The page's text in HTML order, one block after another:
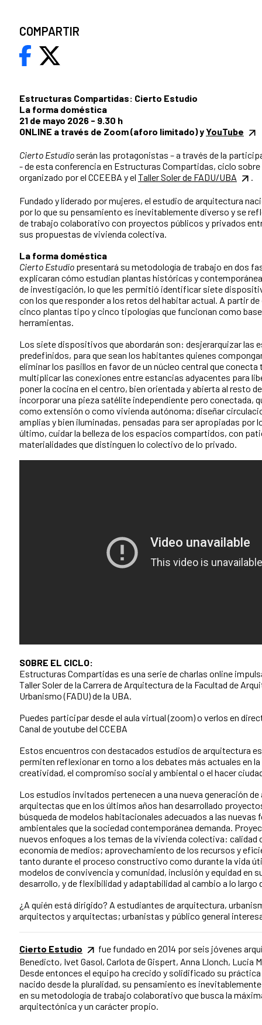
Estructuras Compartidas: Cierto Estudio
La forma doméstica
21 de mayo 2026 - 9.30 h
ONLINE a través de Zoom (aforo limitado) yYouTube
Cierto Estudio serán las protagonistas – a través de la
- de esta conferencia en Estructuras Compartidas, ciclo
organizado por el CCEEBA y el Taller Soler de FADU/UBA .
Fundado y liderado por mujeres, el estudio de arquitectura
por lo que su pensamiento es inevitablemente diverso y se
de trabajo colaborativo con proyectos públicos y privados
sus propuestas de vivienda colectiva.
La forma doméstica
Cierto Estudio presentará su metodología de trabajo en dos
explicaran cómo estudian plantas históricas y
de investigación, lo que les permitió identificar siete
con los que responder a los retos del habitar actual. A partir
cinco plantas tipo y cinco tipologías que funcionan como
herramientas.
Los siete dispositivos que abordarán son: desjerarquizar las
predefinidos, para que sean los habitantes quienes
eliminar los pasillos en favor de un núcleo central que
multiplicar las conexiones entre estancias adyacentes para
poner la cocina en el centro, bien orientada y abierta al resto
incorporar una pieza satélite independiente pero conectada,
como extensión o como vivienda autónoma; diseñar
amplias y bien iluminadas, pensadas para ser apropiadas por
último, cuidar la belleza de los espacios compartidos, con
materialidades que distinguen lo colectivo de lo privado.
SOBRE EL CICLO:
Estructuras Compartidas es una serie de charlas online
Taller Soler de la Carrera de Arquitectura de la Facultad de
Urbanismo (FADU) de la UBA.
Puedes participar desde el aula virtual (zoom) o verlos en
Canal de youtube del CCEBA
Estos encuentros con destacados estudios de arquitectura
permiten reflexionar en torno a los debates más actuales en
creatividad, el compromiso social y ambiental o el hacer
Los estudios invitados pertenecen a una nueva generación
arquitectas que en los últimos años han desarrollado
búsqueda de modelos habitacionales adecuados a las nuevas
ambientales que la sociedad contemporánea demanda.
nuevos enfoques a los temas de la vivienda colectiva:
economía de medios; aprovechamiento de los recursos y
tanto durante el proceso constructivo como durante la vida
modelos de convivencia y comunidad, inclusión y equidad en
desarrollo, y de flexibilidad y adaptabilidad al cambio a lo
¿A quién está dirigido? A estudiantes de arquitectura,
arquitectos y arquitectas; urbanistas y público general
Cierto Estudio
fue fundado en 2014 por seis jóvenes
Benedicto, Ivet Gasol, Carlota de Gispert, Anna Llonch, Lucia
Desde entonces el equipo ha crecido y solidificado su
nacido desde la pluralidad, su pensamiento es
en su metodología de trabajo colaborativo que busca la
arquitectónica y un carácter propio.
COMPARTIR